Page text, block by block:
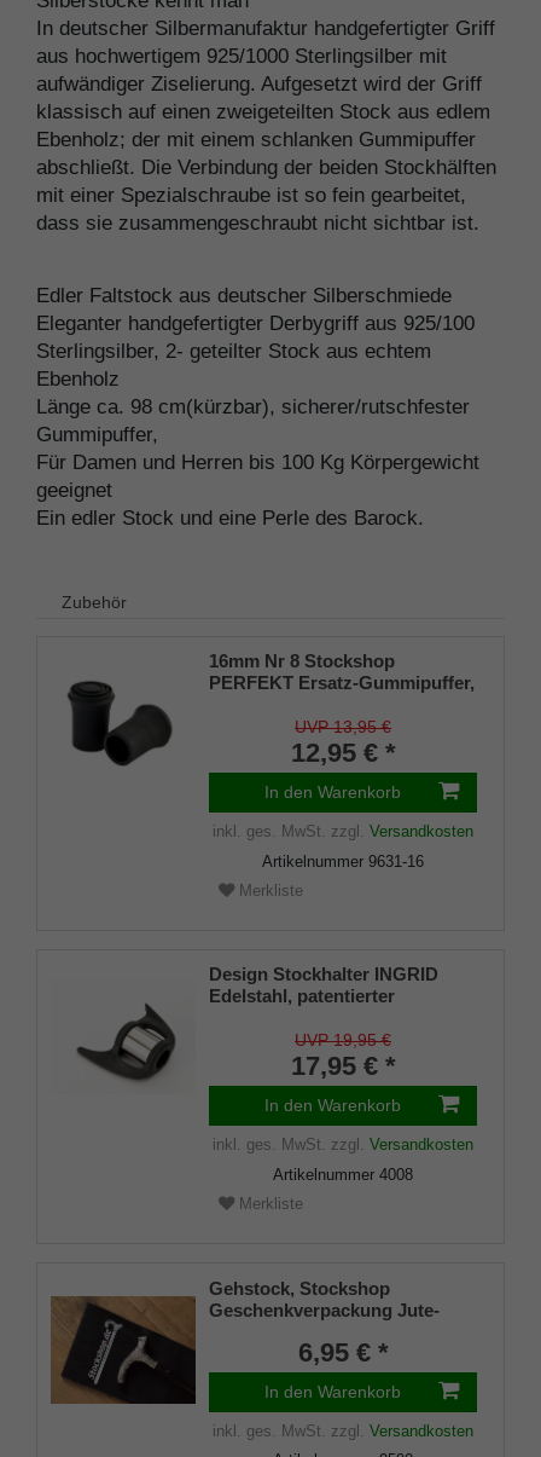
In deutscher Silbermanufaktur handgefertigter Griff
aus hochwertigem 925/1000 Sterlingsilber mit
aufwändiger Ziselierung. Aufgesetzt wird der Griff
klassisch auf einen zweigeteilten Stock aus edlem
Ebenholz; der mit einem schlanken Gummipuffer
abschließt. Die Verbindung der beiden Stockhälften
mit einer Spezialschraube ist so fein gearbeitet,
dass sie zusammengeschraubt nicht sichtbar ist.
Edler Faltstock aus deutscher Silberschmiede
Eleganter handgefertigter Derbygriff aus 925/100
Sterlingsilber, 2- geteilter Stock aus echtem
Ebenholz
Länge ca. 98 cm(kürzbar), sicherer/rutschfester
Gummipuffer,
Für Damen und Herren bis 100 Kg Körpergewicht
geeignet
Ein edler Stock und eine Perle des Barock.
Zubehör
16mm Nr 8 Stockshop
PERFEKT Ersatz-Gummipuffer,
elegant, mit Metalleinlage (VE 2
UVP 13,95 €
12,95 € *
In den Warenkorb
inkl. ges. MwSt. zzgl. Versandkosten
Artikelnummer 9631-16
Merkliste
Design Stockhalter INGRID
Edelstahl, patentierter
(18 - 22mm), Weichgummi
UVP 19,95 €
17,95 € *
In den Warenkorb
inkl. ges. MwSt. zzgl. Versandkosten
Artikelnummer 4008
Merkliste
Gehstock, Stockshop
Geschenkverpackung Jute-
Klettverschluss6,95 € *
In den Warenkorb
inkl. ges. MwSt. zzgl. Versandkosten